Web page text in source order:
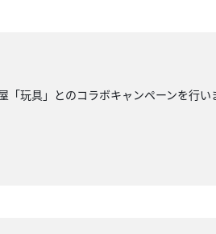
玩具」とのコラボキャンペーンを行い